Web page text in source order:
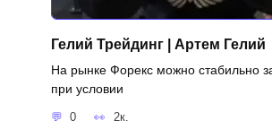
Гелий Трейдинг | Артем Гелий
На рынке Форекс можно стабильно
при условии
0 2к.